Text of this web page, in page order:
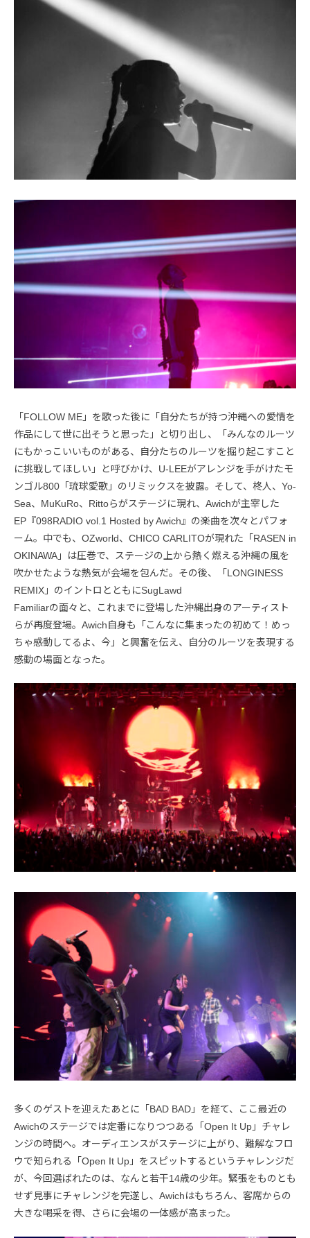
「FOLLOW ME」を歌った後に「自分たちが持つ沖縄への愛情を
作品にして世に出そうと思った」と切り出し、「みんなのルーツ
にもかっこいいものがある、自分たちのルーツを掘り起こすこと
に挑戦してほしい」と呼びかけ、U-LEEがアレンジを手がけたモ
ンゴル800「琉球愛歌」のリミックスを披露。そして、柊人、Yo-
Sea、MuKuRo、Rittoらがステージに現れ、Awichが主宰した
EP『098RADIO vol.1 Hosted by Awich』の楽曲を次々とパフォ
ーム。中でも、OZworld、CHICO CARLITOが現れた「RASEN in
OKINAWA」は圧巻で、ステージの上から熱く燃える沖縄の風を
吹かせたような熱気が会場を包んだ。その後、「LONGINESS
REMIX」のイントロとともにSugLawd
Familiarの面々と、これまでに登場した沖縄出身のアーティスト
らが再度登場。Awich自身も「こんなに集まったの初めて！めっ
ちゃ感動してるよ、今」と興奮を伝え、自分のルーツを表現する
感動の場面となった。
多くのゲストを迎えたあとに「BAD BAD」を経て、ここ最近の
Awichのステージでは定番になりつつある「Open It Up」チャレ
ンジの時間へ。オーディエンスがステージに上がり、難解なフロ
ウで知られる「Open It Up」をスピットするというチャレンジだ
が、今回選ばれたのは、なんと若干14歳の少年。緊張をものとも
せず見事にチャレンジを完遂し、Awichはもちろん、客席からの
大きな喝采を得、さらに会場の一体感が高まった。